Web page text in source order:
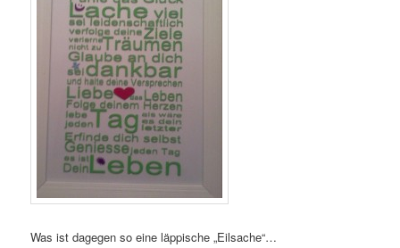
Was ist dagegen so eine läppische „Eilsache“…